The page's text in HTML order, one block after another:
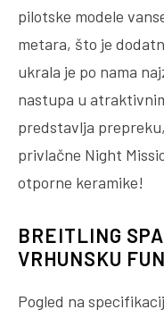
pilotske modele
metara, što je
ukrala je po nama
nastupa u
predstavlja
privlačne Night
otporne keramike!
BREITLING
VRHUNSKU
Pogled na